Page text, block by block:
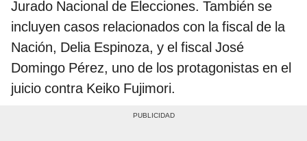
Jurado Nacional de Elecciones. También se
incluyen casos relacionados con la fiscal de la
Nación, Delia Espinoza, y el fiscal José
Domingo Pérez, uno de los protagonistas en el
juicio contra Keiko Fujimori.